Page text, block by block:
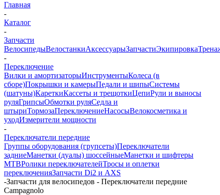
Главная
-
Каталог
-
Запчасти
ВелосипедыВелостанкиАксессуарыЗапчастиЭкипировка
-
Переключение
Вилки и амортизаторыИнструментыКолеса (в
сборе)Покрышки и камерыПедали и шипыСистемы
(шатуны)КареткиКассеты и трещоткиЦепиРули и выносы
руляГрипсыОбмотки руляСедла и
штыриТормозаПереключениеНасосыВелокосметика и
уходИзмерители мощности
-
Переключатели передние
Группы оборудования (групсеты)Переключатели
задниеМанетки (дуалы) шоссейныеМанетки и шифтеры
MTBРолики переключателейТросы и оплетки
переключенияЗапчасти Di2 и AXS
-Запчасти для велосипедов - Переключатели передние
Campagnolo